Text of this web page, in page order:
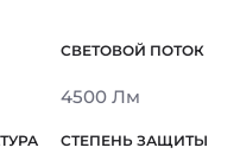
4500 Лм